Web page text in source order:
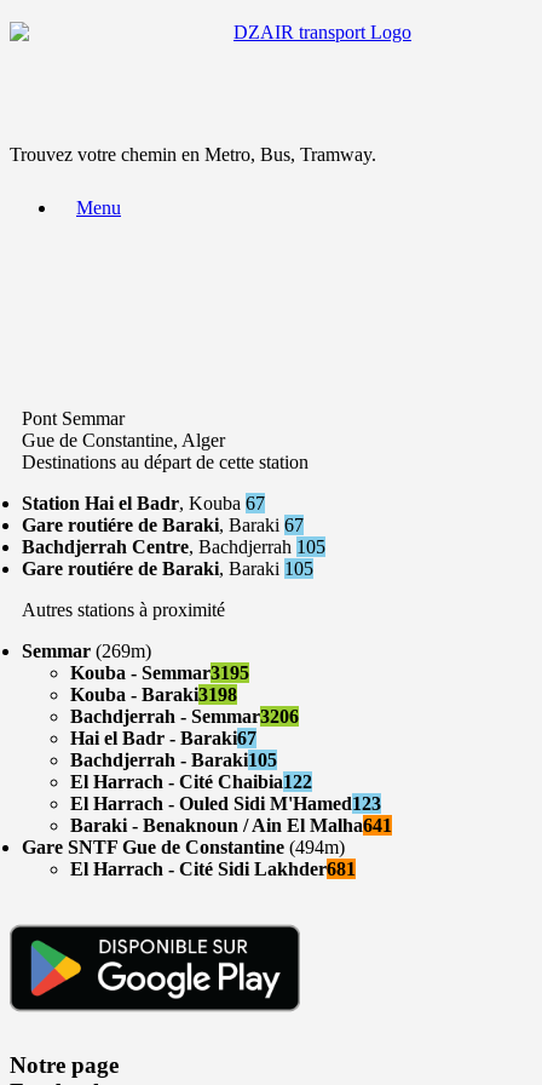
Trouvez votre chemin en Metro, Bus, Tramway.
Menu
Pont Semmar
Gue de Constantine, Alger
Destinations au départ de cette station
Station Hai el Badr, Kouba 67
Gare routiére de Baraki, Baraki 67
Bachdjerrah Centre, Bachdjerrah 105
Gare routiére de Baraki, Baraki 105
Autres stations à proximité
Semmar (269m)
Kouba - Semmar3195
Kouba - Baraki3198
Bachdjerrah - Semmar3206
Hai el Badr - Baraki67
Bachdjerrah - Baraki105
El Harrach - Cité Chaibia122
El Harrach - Ouled Sidi M'Hamed123
Baraki - Benaknoun / Ain El Malha641
Gare SNTF Gue de Constantine (494m)
El Harrach - Cité Sidi Lakhder681
Notre page